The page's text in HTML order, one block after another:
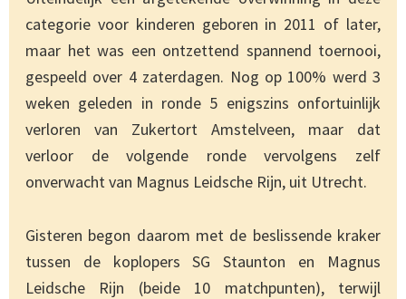
categorie voor kinderen geboren in 2011 of later,
maar het was een ontzettend spannend toernooi,
gespeeld over 4 zaterdagen. Nog op 100% werd 3
weken geleden in ronde 5 enigszins onfortuinlijk
verloren van Zukertort Amstelveen, maar dat
verloor de volgende ronde vervolgens zelf
onverwacht van Magnus Leidsche Rijn, uit Utrecht.
Gisteren begon daarom met de beslissende kraker
tussen de koplopers SG Staunton en Magnus
Leidsche Rijn (beide 10 matchpunten), terwijl